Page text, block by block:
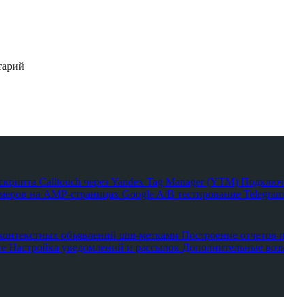
Calltouch через Yandex Tag Manager (YTM)
на AMP-страницах Google A/B тестирование
объявлений utm-метками Построение отчетов
Настройка уведомлений и рассылок Дополнительные